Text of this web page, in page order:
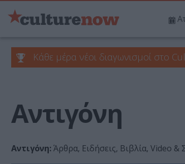
Κάθε μέρα νέοι διαγωνισμοί στο
Αντιγόνη
Αντιγόνη: Άρθρα, Ειδήσεις, Βιβλία, Video